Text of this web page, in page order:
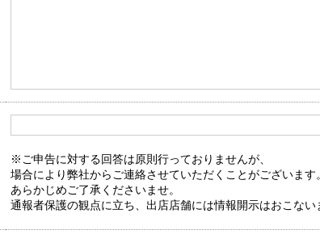
※ご申告に対する回答は原則行っておりませんが、
場合により弊社からご連絡させていただくことがございます。
あらかじめご了承くださいませ。
通報者保護の観点に立ち、出店店舗には情報開示はおこない